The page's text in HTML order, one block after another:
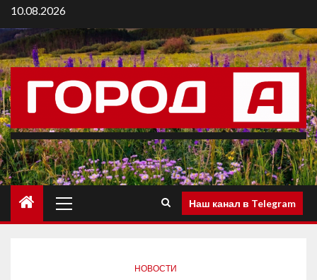
10.08.2026
Наш канал в Telegram
НОВОСТИ